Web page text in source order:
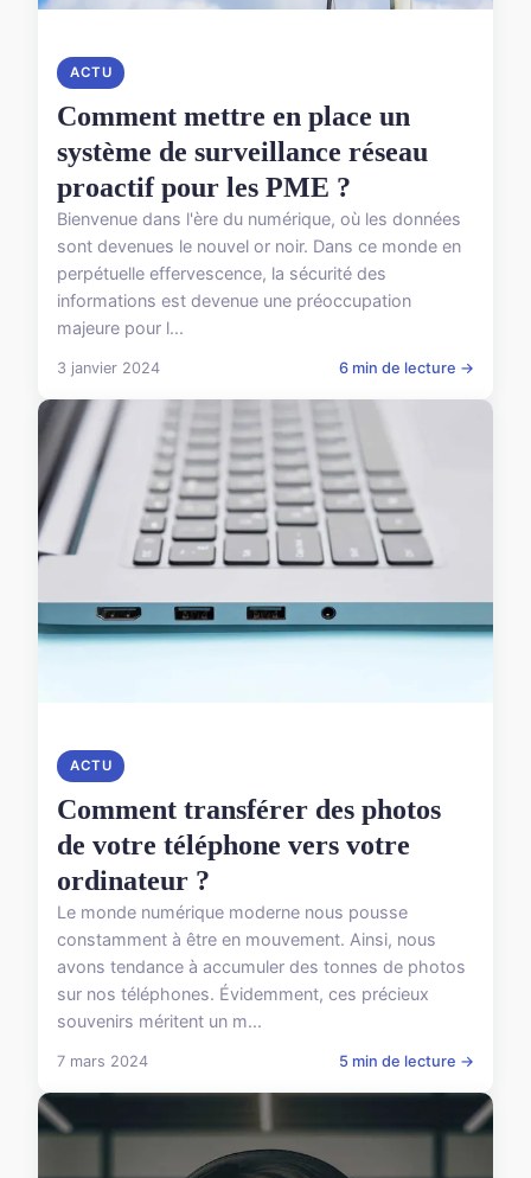
ACTU
Comment mettre en place un
système de surveillance réseau
proactif pour les PME ?
Bienvenue dans l'ère du numérique, où les données
sont devenues le nouvel or noir. Dans ce monde en
perpétuelle effervescence, la sécurité des
informations est devenue une préoccupation
majeure pour l...
3 janvier 2024 6 min de lecture →
ACTU
Comment transférer des photos
de votre téléphone vers votre
ordinateur ?
Le monde numérique moderne nous pousse
constamment à être en mouvement. Ainsi, nous
avons tendance à accumuler des tonnes de photos
sur nos téléphones. Évidemment, ces précieux
souvenirs méritent un m...
7 mars 2024 5 min de lecture →